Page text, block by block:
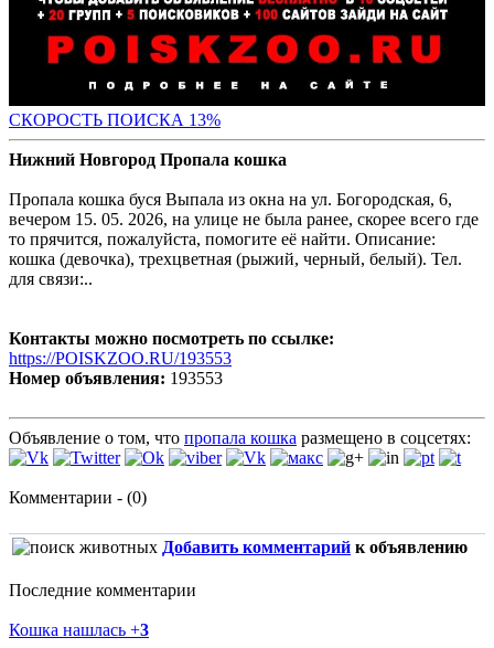
СКОРОСТЬ ПОИСКА 13%
Нижний Новгород Пропала кошка
Пропала кошка буся Выпала из окна на ул. Богородская, 6,
вечером 15. 05. 2026, на улице не была ранее, скорее всего где
то прячится, пожалуйста, помогите её найти. Описание:
кошка (девочка), трехцветная (рыжий, черный, белый). Тел.
для связи:..
Контакты можно посмотреть по ссылке:
https://POISKZOO.RU/193553
Номер объявления: 193553
Объявление о том, что пропала кошка размещено в соцсетях:
Комментарии - (0)
Добавить комментарий к объявлению
Последние комментарии
Кошка нашлась +3